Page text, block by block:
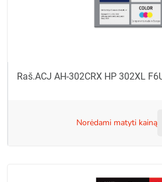
Raš.ACJ AH-302CRX HP 302XL
norėdami matyti kainą